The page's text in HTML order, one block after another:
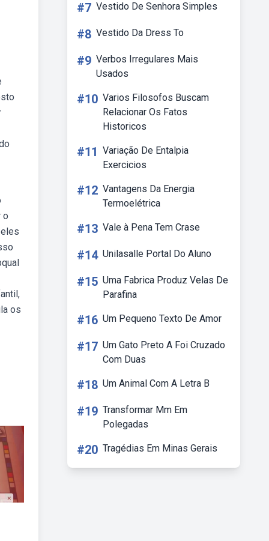
o
os
#7 Vestido De Senhora Simples
#8 Vestido Da Dress To
#9 Verbos Irregulares Mais
Usados
#10 Varios Filosofos Buscam
Relacionar Os Fatos
Historicos
#11 Variação De Entalpia
Exercicios
#12 Vantagens Da Energia
Termoelétrica
#13 Vale à Pena Tem Crase
#14 Unilasalle Portal Do Aluno
#15 Uma Fabrica Produz Velas De
Parafina
#16 Um Pequeno Texto De Amor
#17 Um Gato Preto A Foi Cruzado
Com Duas
#18 Um Animal Com A Letra B
#19 Transformar Mm Em
Polegadas
#20 Tragédias Em Minas Gerais